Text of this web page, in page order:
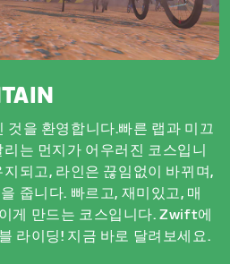
을 환영합니다.빠른 랩과 미끄
는 먼지가 어우러진 코스입니
되고, 라인은 끊임없이 바뀌며,
줍니다. 빠르고, 재미있고, 매
게 만드는 코스입니다. Zwift에
라이딩! 지금 바로 달려보세요.